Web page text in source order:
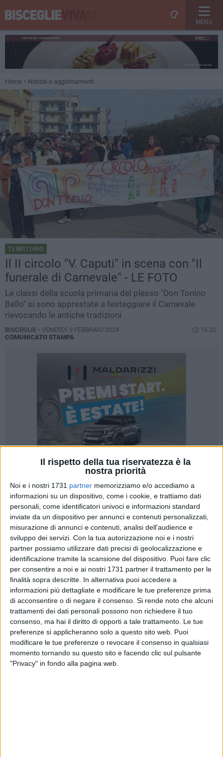
Il rispetto della tua riservatezza è la
nostra priorità
Noi e i nostri 1731 partner memorizziamo e/o accediamo a
informazioni su un dispositivo, come i cookie, e trattiamo dati
personali, come identificatori univoci e informazioni standard
inviate da un dispositivo per annunci e contenuti personalizzati,
misurazione di annunci e contenuti, analisi dell'audience e
sviluppo dei servizi. Con la tua autorizzazione noi e i nostri
partner possiamo utilizzare dati precisi di geolocalizzazione e
identificazione tramite la scansione del dispositivo. Puoi fare clic
per consentire a noi e ai nostri 1731 partner il trattamento per le
finalità sopra descritte. In alternativa puoi accedere a
informazioni più dettagliate e modificare le tue preferenze prima
di acconsentire o di negare il consenso. Si rende noto che alcuni
trattamenti dei dati personali possono non richiedere il tuo
consenso, ma hai il diritto di opporti a tale trattamento. Le tue
preferenze si applicheranno solo a questo sito web. Puoi
modificare le tue preferenze o revocare il consenso in qualsiasi
momento tornando su questo sito e facendo clic sul pulsante
"Privacy" in fondo alla pagina web.
MENU
Home Notizie e aggiornamenti
TERRITORIO
Il II circolo "V. Caputi" in scena con "Il
funerale di Carnevale" - LE FOTO
Le classi della scuola primaria del plesso "Don Tonino
Bello" si sono apprestate a festeggiare il Carnevale
rievocando le antiche tradizioni
BISCEGLIE - VENERDÌ 9 FEBBRAIO 2024
15.25
COMUNICATO STAMPA
98
Il 9 febbraio 2024 tutte le classi della scuola primaria del
plesso "Don Tonino Bello" (II Circolo Didattico "V. Caputi") si
sono apprestate a festeggiare il Carnevale rievocando le
antiche tradizioni biscegliesi.
In seguito all'incontro con due degli esponenti
dell'associazione culturale "La Canegghie", nelle persone di
Nicola Gallo e Demetrio Rigante, che hanno presentato ai
bambini alcune delle vecchie tradizioni del carnevale
biscegliese, gli alunni e gli insegnanti hanno pensato di
rievocare il famoso "funerale di Carnevale".